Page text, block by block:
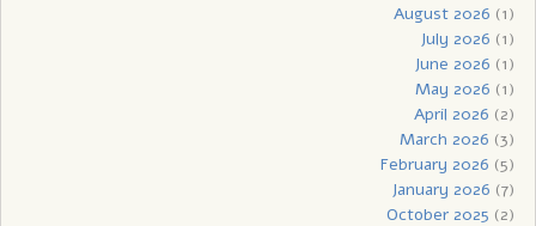
August 2026 (1)
July 2026 (1)
June 2026 (1)
May 2026 (1)
April 2026 (2)
March 2026 (3)
February 2026 (5)
January 2026 (7)
October 2025 (2)